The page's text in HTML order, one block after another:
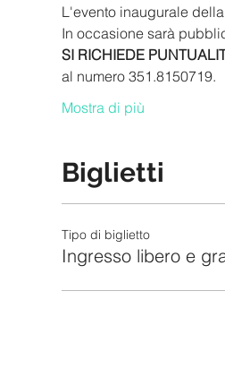
L'evento inaugurale
In occasione sarà
SI RICHIEDE
al numero 351.8150719.
Mostra di più
Biglietti
Tipo di biglietto
Ingresso libero e